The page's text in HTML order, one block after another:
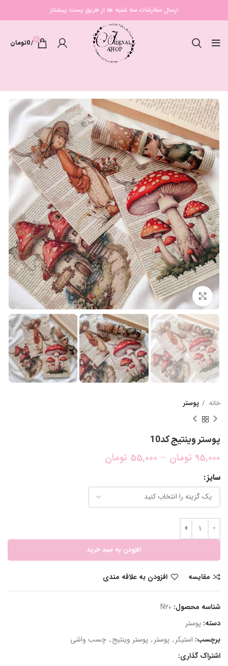
ارسال سفارشات سه شنبه ها از طریق پست پیشتاز
0
/
0تومان
بزرگنمایی تصویر
خانه پوستر
پوستر وینتیج کد10
95,000 تومان –
55,000 تومان
سایز
افزودن به سبد خرید
مقایسه افزودن به علاقه مندی
شناسه محصول: N20
دسته: پوستر
برچسب: استیکر , پوستر , پوستر وینتیج, چسب واشی
اشتراک گذاری: